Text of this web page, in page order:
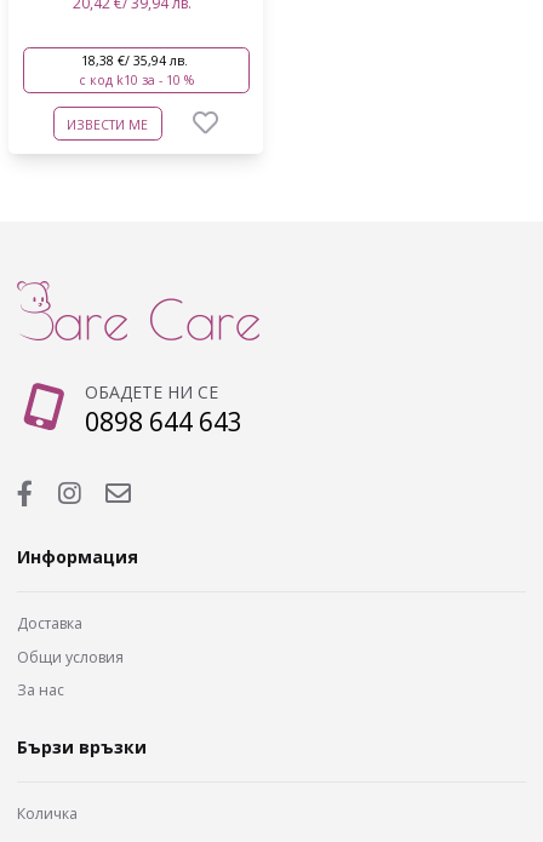
18,38 €/ 35,94 лв.
с код k10 за - 10 %
ИЗВЕСТИ МЕ
ОБАДЕТЕ НИ СЕ
0898 644 643
Информация
Доставка
Общи условия
За нас
Бързи връзки
Количка